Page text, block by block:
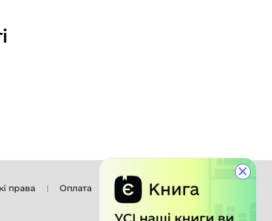
×
права Оплата